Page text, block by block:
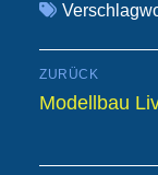
ZURÜCK
Vorheriger
Modellbau